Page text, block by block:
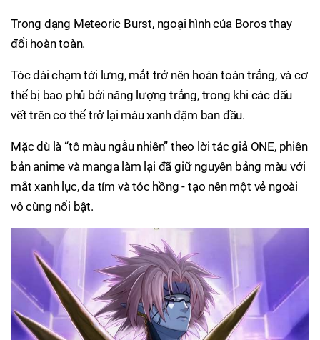
Trong dạng Meteoric Burst, ngoại hình của Boros thay
đổi hoàn toàn.
Tóc dài chạm tới lưng, mắt trở nên hoàn toàn trắng, và cơ
thể bị bao phủ bởi năng lượng trắng, trong khi các dấu
vết trên cơ thể trở lại màu xanh đậm ban đầu.
Mặc dù là “tô màu ngẫu nhiên” theo lời tác giả ONE, phiên
bản anime và manga làm lại đã giữ nguyên bảng màu với
mắt xanh lục, da tím và tóc hồng - tạo nên một vẻ ngoài
vô cùng nổi bật.